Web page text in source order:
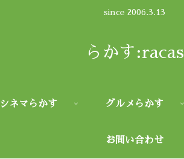
since 2006.3.13
らかす:racas
シネマらかす グルメらかす
お問い合わせ